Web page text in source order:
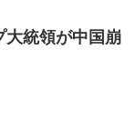
統領が中国崩